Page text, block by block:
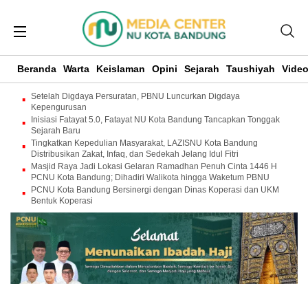
Beranda Warta Keislaman Opini Sejarah Taushiyah Video
Setelah Digdaya Persuratan, PBNU Luncurkan Digdaya
Kepengurusan
Inisiasi Fatayat 5.0, Fatayat NU Kota Bandung Tancapkan Tonggak
Sejarah Baru
Tingkatkan Kepedulian Masyarakat, LAZISNU Kota Bandung
Distribusikan Zakat, Infaq, dan Sedekah Jelang Idul Fitri
Masjid Raya Jadi Lokasi Gelaran Ramadhan Penuh Cinta 1446 H
PCNU Kota Bandung; Dihadiri Walikota hingga Waketum PBNU
PCNU Kota Bandung Bersinergi dengan Dinas Koperasi dan UKM
Bentuk Koperasi